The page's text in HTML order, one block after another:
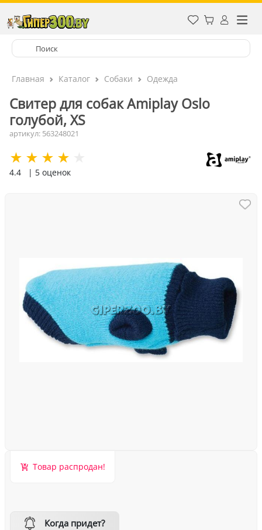
Главная Каталог Собаки Одежда
Свитер для собак Amiplay Oslo
голубой, XS
артикул: 563248021
4.4 | 5 оценок
Товар распродан!
Когда придет?